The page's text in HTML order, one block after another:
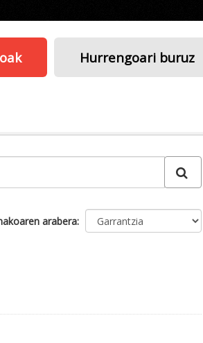
Hurrengoari buruz
arabera